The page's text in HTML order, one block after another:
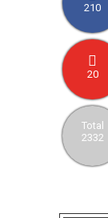
210
20
Total
2332